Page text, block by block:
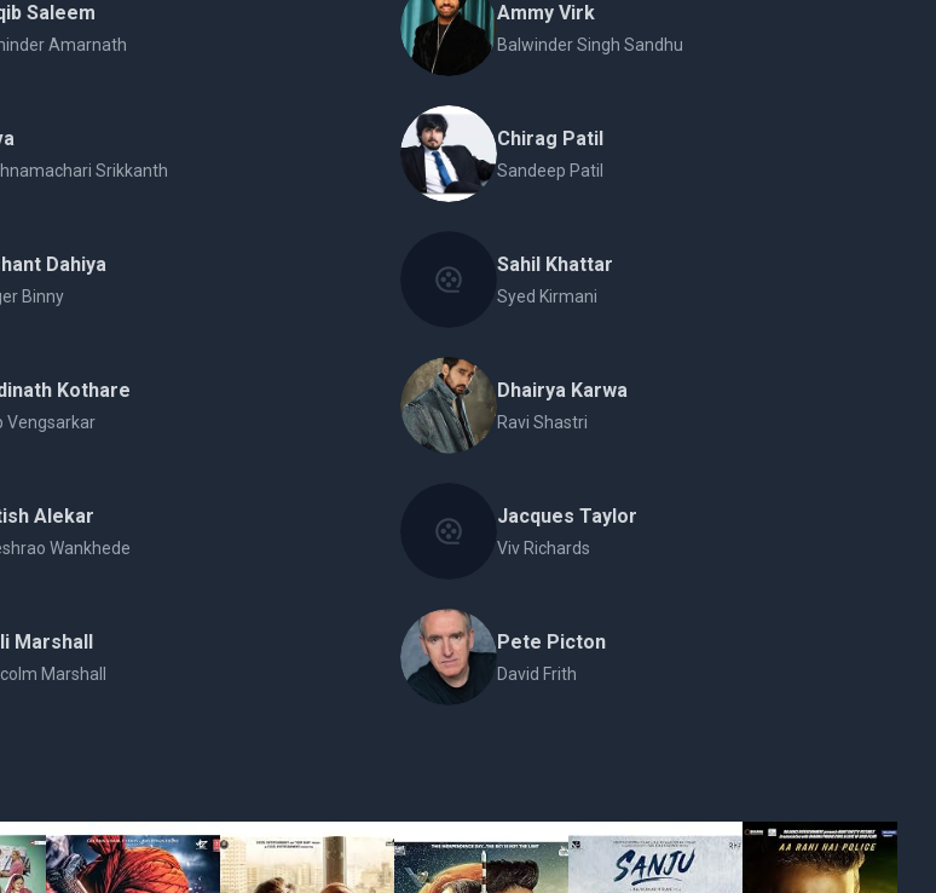
Saleem
Amarnath
Ammy Virk
Balwinder Singh Sandhu
Srikkanth
Chirag Patil
Sandeep Patil
Dahiya
Binny
Sahil Khattar
Syed Kirmani
Kothare
Vengsarkar
Dhairya Karwa
Ravi Shastri
Alekar
Wankhede
Jacques Taylor
Viv Richards
Marshall
Marshall
Pete Picton
David Frith